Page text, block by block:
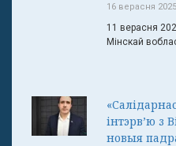
16 верасня
11 верасня
Мінскай
інтэрв’ю з
новыя